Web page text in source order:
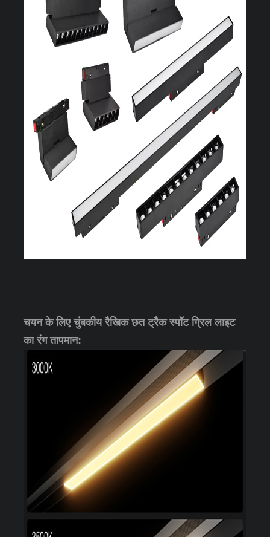
चयन के लिए चुंबकीय रैखिक छत ट्रैक स्पॉट ग्रिल लाइट
का रंग तापमान: